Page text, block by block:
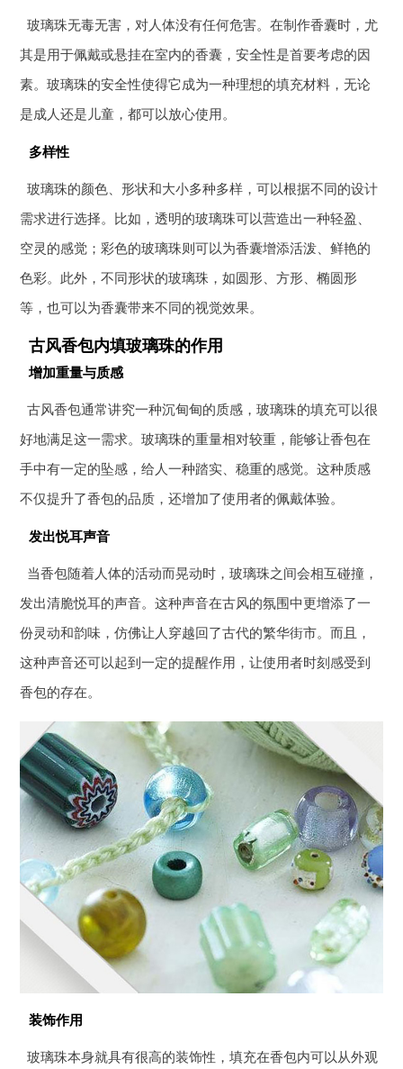
玻璃珠无毒无害，对人体没有任何危害。在制作香囊时，尤
其是用于佩戴或悬挂在室内的香囊，安全性是首要考虑的因
素。玻璃珠的安全性使得它成为一种理想的填充材料，无论
是成人还是儿童，都可以放心使用。
多样性
玻璃珠的颜色、形状和大小多种多样，可以根据不同的设计
需求进行选择。比如，透明的玻璃珠可以营造出一种轻盈、
空灵的感觉；彩色的玻璃珠则可以为香囊增添活泼、鲜艳的
色彩。此外，不同形状的玻璃珠，如圆形、方形、椭圆形
等，也可以为香囊带来不同的视觉效果。
古风香包内填玻璃珠的作用
增加重量与质感
古风香包通常讲究一种沉甸甸的质感，玻璃珠的填充可以很
好地满足这一需求。玻璃珠的重量相对较重，能够让香包在
手中有一定的坠感，给人一种踏实、稳重的感觉。这种质感
不仅提升了香包的品质，还增加了使用者的佩戴体验。
发出悦耳声音
当香包随着人体的活动而晃动时，玻璃珠之间会相互碰撞，
发出清脆悦耳的声音。这种声音在古风的氛围中更增添了一
份灵动和韵味，仿佛让人穿越回了古代的繁华街市。而且，
这种声音还可以起到一定的提醒作用，让使用者时刻感受到
香包的存在。
装饰作用
玻璃珠本身就具有很高的装饰性，填充在香包内可以从外观